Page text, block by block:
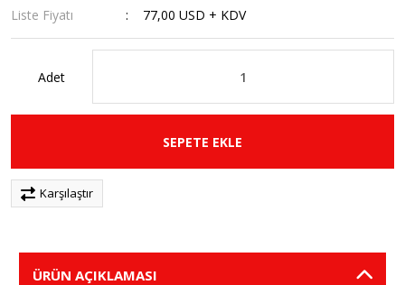
Liste Fiyatı
77,00 USD + KDV
Adet
SEPETE EKLE
Karşılaştır
ÜRÜN AÇIKLAMASI